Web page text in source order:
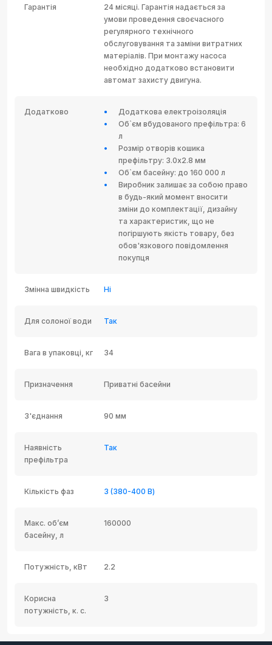
Гарантія
24 місяці. Гарантія надається за
умови проведення своєчасного
регулярного технічного
обслуговування та заміни витратних
матеріалів. При монтажу насоса
необхідно додатково встановити
автомат захисту двигуна.
Додатково
Додаткова електроізоляція
Об`єм вбудованого префільтра: 6
л
Розмір отворів кошика
префільтру: 3.0х2.8 мм
Об`єм басейну: до 160 000 л
Виробник залишає за собою право
в будь-який момент вносити
зміни до комплектації, дизайну
та характеристик, що не
погіршують якість товару, без
обов'язкового повідомлення
покупця
Змінна швидкість Ні
Для солоної води Так
Вага в упаковці, кг 34
Призначення Приватні басейни
З'єднання 90 мм
Наявність
префільтра
Так
Кількість фаз 3 (380-400 В)
Макс. об’єм
басейну, л
160000
Потужність, кВт 2.2
Корисна
потужність, к. с.
3